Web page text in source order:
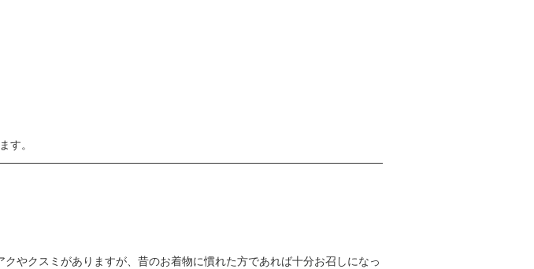
す。
やクスミがありますが、昔のお着物に慣れた方であれば十分お召しになっ